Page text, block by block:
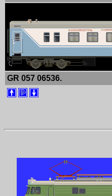
GR 057 06536.